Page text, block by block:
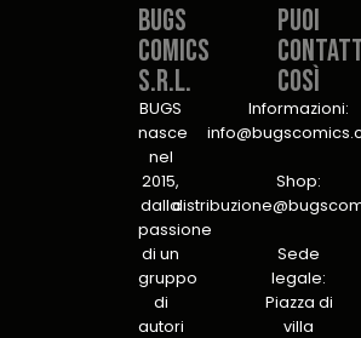
Bugs
Comics
S.r.l.​
BUGS
nasce
nel
2015,
dalla
passione
di un
gruppo
di
autori
PUOI
COSÌ​
Informazioni:
Shop:
Sede
legale:
Piazza di
villa